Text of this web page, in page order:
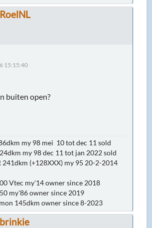
RoelNL
15:15:40
buiten open?
my 98 mei 10 tot dec 11 sold
my 98 dec 11 tot jan 2022 sold
241dkm (+128XXX) my 95 20-2-2014
Vtec my'14 owner since 2018
my'86 owner since 2019
145dkm owner since 8-2023
brinkie